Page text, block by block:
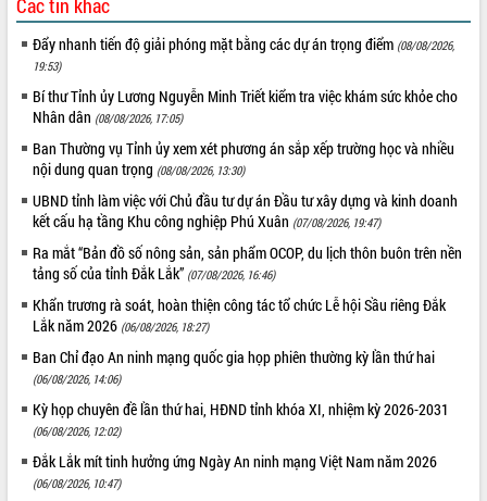
Các tin khác
Đẩy nhanh tiến độ giải phóng mặt bằng các dự án trọng điểm (08/08/2026,
19:53)
Bí thư Tỉnh ủy Lương Nguyễn Minh Triết kiểm tra việc khám sức khỏe cho
Nhân dân (08/08/2026, 17:05)
Ban Thường vụ Tỉnh ủy xem xét phương án sắp xếp trường học và nhiều
nội dung quan trọng (08/08/2026, 13:30)
UBND tỉnh làm việc với Chủ đầu tư dự án Đầu tư xây dựng và kinh doanh
kết cấu hạ tầng Khu công nghiệp Phú Xuân (07/08/2026, 19:47)
Ra mắt “Bản đồ số nông sản, sản phẩm OCOP, du lịch thôn buôn trên nền
tảng số của tỉnh Đắk Lắk” (07/08/2026, 16:46)
Khẩn trương rà soát, hoàn thiện công tác tổ chức Lễ hội Sầu riêng Đắk
Lắk năm 2026 (06/08/2026, 18:27)
Ban Chỉ đạo An ninh mạng quốc gia họp phiên thường kỳ lần thứ hai
(06/08/2026, 14:06)
Kỳ họp chuyên đề lần thứ hai, HĐND tỉnh khóa XI, nhiệm kỳ 2026-2031
(06/08/2026, 12:02)
Đắk Lắk mít tinh hưởng ứng Ngày An ninh mạng Việt Nam năm 2026
(06/08/2026, 10:47)